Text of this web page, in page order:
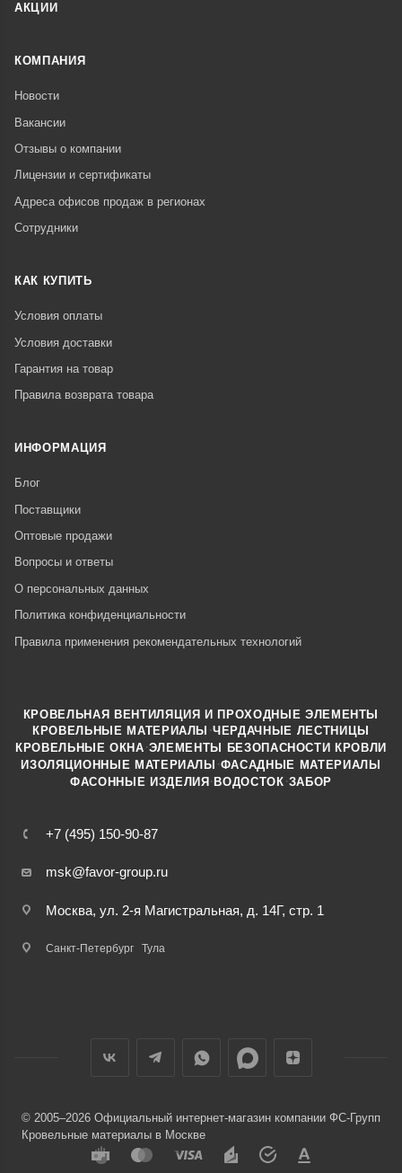
АКЦИИ
КОМПАНИЯ
Новости
Вакансии
Отзывы о компании
Лицензии и сертификаты
Адреса офисов продаж в регионах
Сотрудники
КАК КУПИТЬ
Условия оплаты
Условия доставки
Гарантия на товар
Правила возврата товара
ИНФОРМАЦИЯ
Блог
Поставщики
Оптовые продажи
Вопросы и ответы
О персональных данных
Политика конфиденциальности
Правила применения рекомендательных технологий
+7 (495) 150-90-87
msk@favor-group.ru
Москва, ул. 2-я Магистральная, д. 14Г, стр. 1
Санкт-Петербург Тула
КРОВЕЛЬНАЯ ВЕНТИЛЯЦИЯ И ПРОХОДНЫЕ ЭЛЕМЕНТЫ
КРОВЕЛЬНЫЕ МАТЕРИАЛЫ ·ЧЕРДАЧНЫЕ ЛЕСТНИЦЫ
КРОВЕЛЬНЫЕ ОКНА ·ЭЛЕМЕНТЫ БЕЗОПАСНОСТИ КРОВЛИ
ИЗОЛЯЦИОННЫЕ МАТЕРИАЛЫ ·ФАСАДНЫЕ МАТЕРИАЛЫ
ФАСОННЫЕ ИЗДЕЛИЯ·ВОДОСТОК ·ЗАБОР
© 2005–2026 Официальный интернет-магазин компании ФС-Групп
Кровельные материалы в Москве